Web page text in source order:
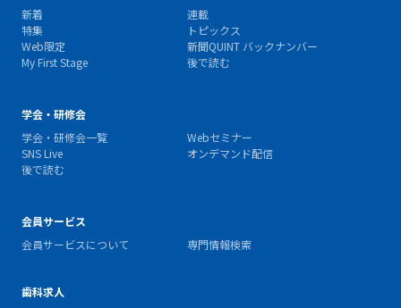
新着
連載
特集
トピックス
Web限定
新聞QUINT バックナンバー
My First Stage
後で読む
学会・研修会
学会・研修会一覧
Webセミナー
SNS Live
オンデマンド配信
後で読む
会員サービス
会員サービスについて
専門情報検索
歯科求人